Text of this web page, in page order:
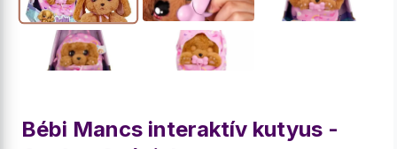
Bébi Mancs interaktív kutyus -